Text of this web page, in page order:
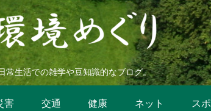
常生活での雑学や豆知識的なブログ。
害 交通 健康 ネット ス